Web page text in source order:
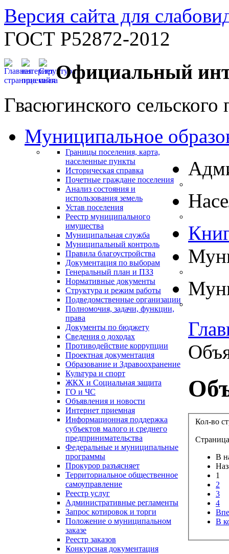
Версия сайта для
ГОСТ Р52872-2012
Официальный
Гвасюгинского сельского
Муниципальное
Границы поселения, карта,
населенные пункты
Историческая справка
Почетные граждане поселения
Анализ состояния и
использования земель
Устав поселения
Реестр муниципального
имущества
Муниципальная служба
Муниципальный контроль
Правила благоустройства
Документация по выборам
Генеральный план и ПЗЗ
Нормативные документы
Структура и режим работы
Подведомственные организации
Полномочия, задачи, функции,
права
Документы по бюджету
Сведения о доходах
Противодействие коррупции
Проектная документация
Образование и Здравоохранение
Культура и спорт
ЖКХ и Социальная защита
ГО и ЧС
Объявления и новости
Интернет приемная
Информационная поддержка
субъектов малого и среднего
предпринимательства
Федеральные и муниципальные
программы
Прокурор разъясняет
Территориальное общественное
самоуправление
Реестр услуг
Административные регламенты
Запрос котировок и торги
Положение о муниципальном
заказе
Реестр заказов
Конкурсная документация
Кол-во
В
1
2
3
4
В